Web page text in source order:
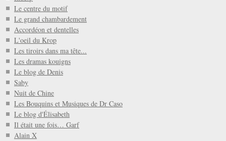
Le centre du motif
Le grand chambardement
Accordéon et dentelles
L'oeil du Krop
Les tiroirs dans ma tête...
Les dramas kouigns
Le blog de Denis
Saby
Nuit de Chine
Les Bouquins et Musiques de Dr Caso
Le blog d'Élisabeth
Il était une fois… Garf
Alain X